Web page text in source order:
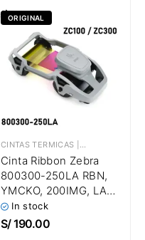
ORIGINAL
CINTAS TERMICAS | TICKETERAS | LAMINADAS | ETIQUETADORAS | CONTINUAS ADHESIVAS
Cinta Ribbon Zebra
800300-250LA RBN,
YMCKO, 200IMG, LA |
Para Impresora De
Fotochecks Zebra
In stock
S/190.00